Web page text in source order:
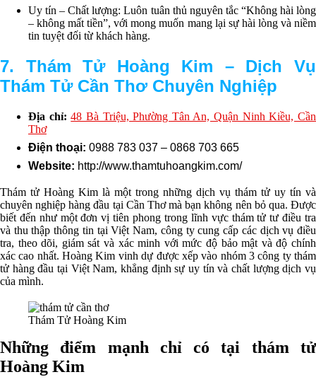
Uy tín – Chất lượng: Luôn tuân thủ nguyên tắc “Không hài lòng
– không mất tiền”, với mong muốn mang lại sự hài lòng và niềm
tin tuyệt đối từ khách hàng.
7. Thám Tử Hoàng Kim – Dịch Vụ
Thám Tử Cần Thơ Chuyên Nghiệp
Địa chỉ: 48 Bà Triệu, Phường Tân An, Quận Ninh Kiều, Cần
Thơ
Điện thoại: 0988 783 037 – 0868 703 665
Website: http://www.thamtuhoangkim.com/
Thám tử Hoàng Kim là một trong những dịch vụ thám tử uy tín và
chuyên nghiệp hàng đầu tại Cần Thơ mà bạn không nên bỏ qua. Được
biết đến như một đơn vị tiên phong trong lĩnh vực thám tử tư điều tra
và thu thập thông tin tại Việt Nam, công ty cung cấp các dịch vụ điều
tra, theo dõi, giám sát và xác minh với mức độ bảo mật và độ chính
xác cao nhất. Hoàng Kim vinh dự được xếp vào nhóm 3 công ty thám
tử hàng đầu tại Việt Nam, khẳng định sự uy tín và chất lượng dịch vụ
của mình.
Thám Tử Hoàng Kim
Những điểm mạnh chỉ có tại thám tử
Hoàng Kim